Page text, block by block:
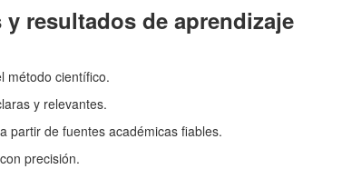
resultados de aprendizaje
método científico.
y relevantes.
partir de fuentes académicas fiables.
precisión.